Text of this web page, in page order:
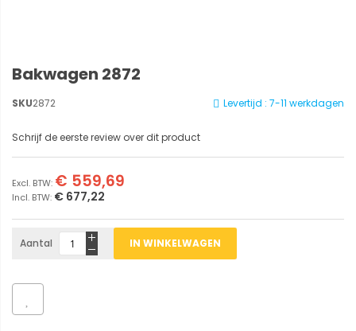
Bakwagen 2872
Levertijd : 7-11 werkdagen
SKU2872
Schrijf de eerste review over dit product
€ 677,22
€ 559,69
Aantal IN WINKELWAGEN